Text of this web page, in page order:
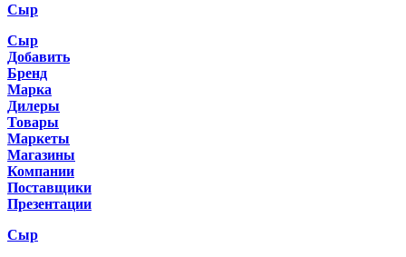
Сыр
Сыр
Добавить
Бренд
Марка
Дилеры
Товары
Маркеты
Магазины
Компании
Поставщики
Презентации
Сыр